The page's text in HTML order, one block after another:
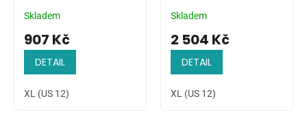
Skladem
907 Kč
DETAIL
XL (US 12)
živůtkem
Skladem
2 504 Kč
DETAIL
XL (US 12)